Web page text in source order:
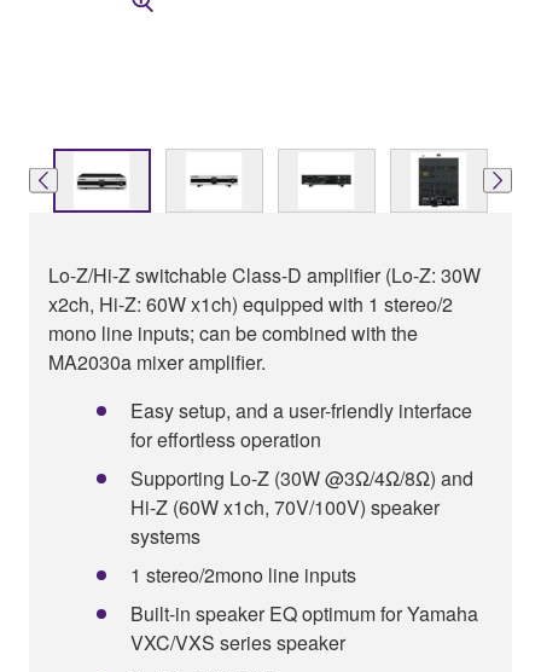
Lo-Z/Hi-Z switchable Class-D amplifier (Lo-Z: 30W
x2ch, Hi-Z: 60W x1ch) equipped with 1 stereo/2
mono line inputs; can be combined with the
MA2030a mixer amplifier.
Easy setup, and a user-friendly interface
for effortless operation
Supporting Lo-Z (30W @3Ω/4Ω/8Ω) and
Hi-Z (60W x1ch, 70V/100V) speaker
systems
1 stereo/2mono line inputs
Built-in speaker EQ optimum for Yamaha
VXC/VXS series speaker